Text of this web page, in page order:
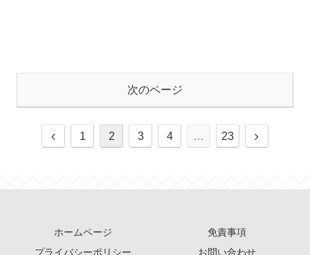
次のページ
1 2 3 4 … 23
ホームページ
免責事項
プライバシーポリシー
お問い合わせ